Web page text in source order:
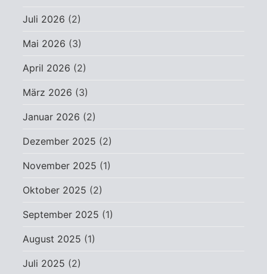
Juli 2026 (2)
Mai 2026 (3)
April 2026 (2)
März 2026 (3)
Januar 2026 (2)
Dezember 2025 (2)
November 2025 (1)
Oktober 2025 (2)
September 2025 (1)
August 2025 (1)
Juli 2025 (2)